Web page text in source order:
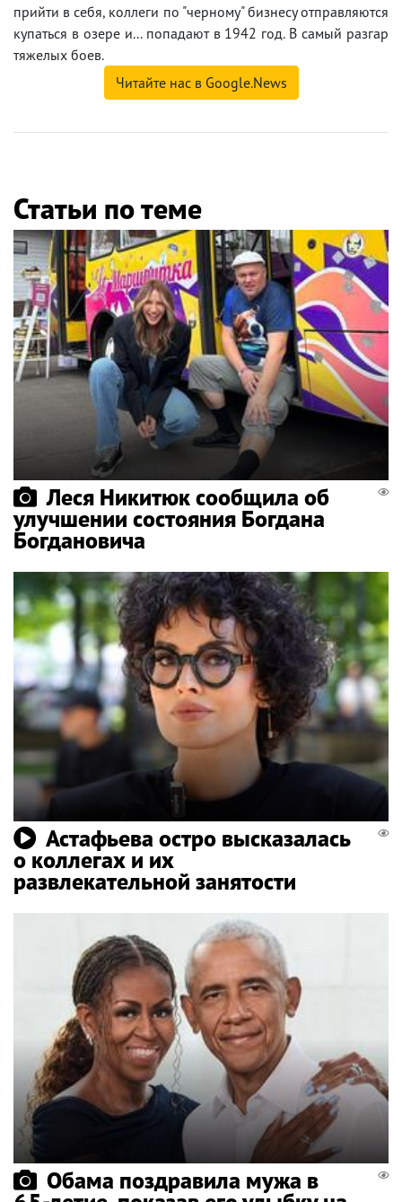
прийти в себя, коллеги по "черному" бизнесу отправляются
купаться в озере и... попадают в 1942 год. В самый разгар
тяжелых боев.
Читайте нас в Google.News
Статьи по теме
Леся Никитюк сообщила об
улучшении состояния Богдана
Богдановича
Астафьева остро высказалась
о коллегах и их
развлекательной занятости
Обама поздравила мужа в